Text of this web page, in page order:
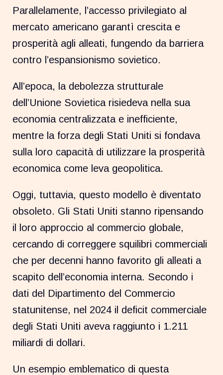
Parallelamente, l’accesso privilegiato al
mercato americano garantì crescita e
prosperità agli alleati, fungendo da barriera
contro l’espansionismo sovietico.
All’epoca, la debolezza strutturale
dell’Unione Sovietica risiedeva nella sua
economia centralizzata e inefficiente,
mentre la forza degli Stati Uniti si fondava
sulla loro capacità di utilizzare la prosperità
economica come leva geopolitica.
Oggi, tuttavia, questo modello è diventato
obsoleto. Gli Stati Uniti stanno ripensando
il loro approccio al commercio globale,
cercando di correggere squilibri commerciali
che per decenni hanno favorito gli alleati a
scapito dell’economia interna. Secondo i
dati del Dipartimento del Commercio
statunitense, nel 2024 il deficit commerciale
degli Stati Uniti aveva raggiunto i 1.211
miliardi di dollari.
Un esempio emblematico di questa